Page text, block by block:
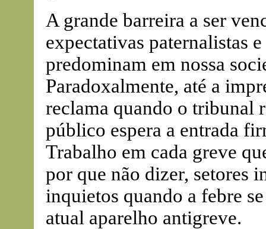
A grande barreira a ser
expectativas paternalistas
predominam em nossa
Paradoxalmente, até a
reclama quando o tribunal
público espera a entrada
Trabalho em cada greve
por que não dizer, setores
inquietos quando a febre
atual aparelho antigreve.